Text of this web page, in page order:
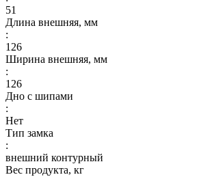
51
Длина внешняя, мм
:
126
Ширина внешняя, мм
:
126
Дно с шипами
:
Нет
Тип замка
:
внешний контурный
Вес продукта, кг